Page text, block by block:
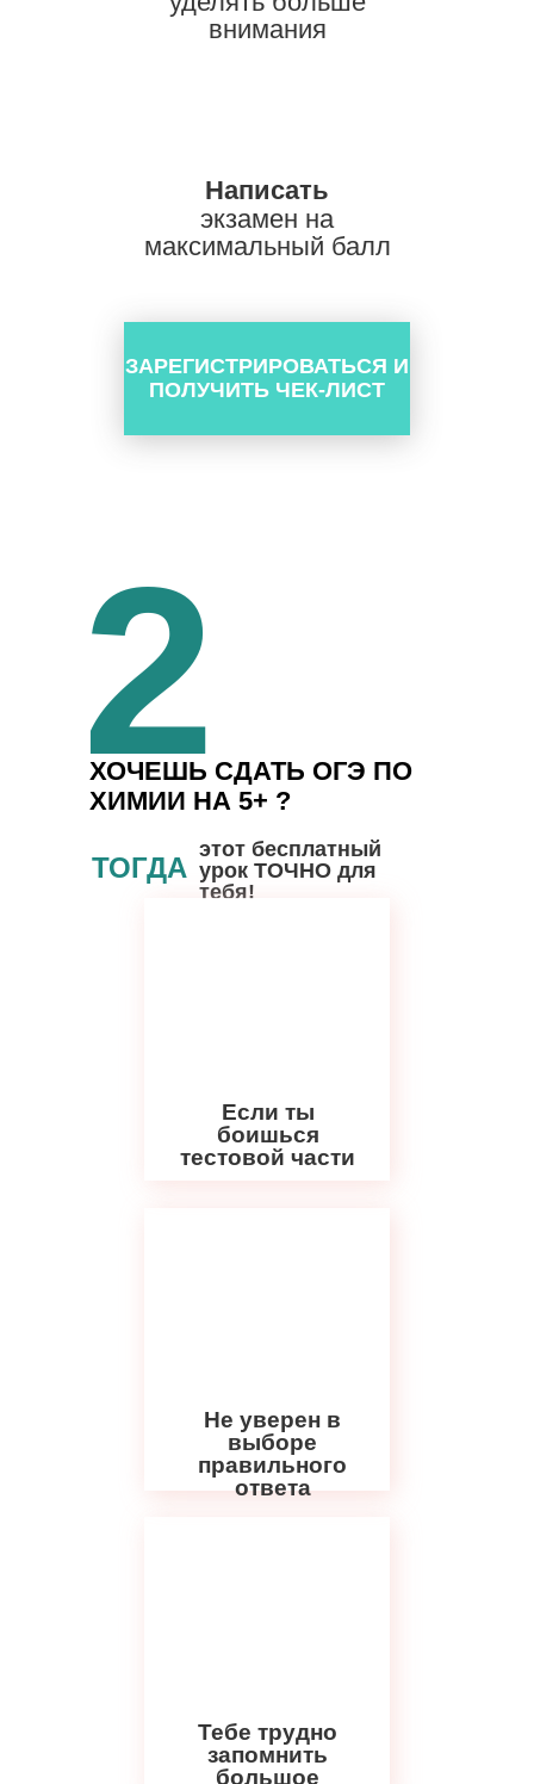
Написать
ТОГДА
ХОЧЕШЬ СДАТЬ ОГЭ ПО
ХИМИИ НА 5+ ?
этот бесплатный
урок ТОЧНО для
тебя!
Если ты
боишься
тестовой части
Не уверен в
выборе
правильного
ответа
Тебе трудно
запомнить
большое
2
внимания
экзамен на
максимальный балл
ЗАРЕГИСТРИРОВАТЬСЯ И
ПОЛУЧИТЬ ЧЕК-ЛИСТ